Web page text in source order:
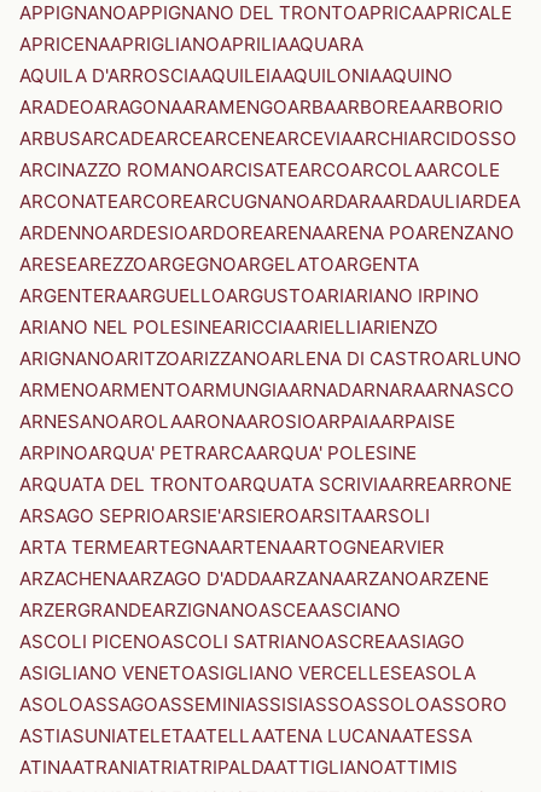
APPIGNANOAPPIGNANO DEL TRONTOAPRICAAPRICALE
APRICENAAPRIGLIANOAPRILIAAQUARA
AQUILA D'ARROSCIAAQUILEIAAQUILONIAAQUINO
ARADEOARAGONAARAMENGOARBAARBOREAARBORIO
ARBUSARCADEARCEARCENEARCEVIAARCHIARCIDOSSO
ARCINAZZO ROMANOARCISATEARCOARCOLAARCOLE
ARCONATEARCOREARCUGNANOARDARAARDAULIARDEA
ARDENNOARDESIOARDOREARENAARENA POARENZANO
ARESEAREZZOARGEGNOARGELATOARGENTA
ARGENTERAARGUELLOARGUSTOARIARIANO IRPINO
ARIANO NEL POLESINEARICCIAARIELLIARIENZO
ARIGNANOARITZOARIZZANOARLENA DI CASTROARLUNO
ARMENOARMENTOARMUNGIAARNADARNARAARNASCO
ARNESANOAROLAARONAAROSIOARPAIAARPAISE
ARPINOARQUA' PETRARCAARQUA' POLESINE
ARQUATA DEL TRONTOARQUATA SCRIVIAARREARRONE
ARSAGO SEPRIOARSIE'ARSIEROARSITAARSOLI
ARTA TERMEARTEGNAARTENAARTOGNEARVIER
ARZACHENAARZAGO D'ADDAARZANAARZANOARZENE
ARZERGRANDEARZIGNANOASCEAASCIANO
ASCOLI PICENOASCOLI SATRIANOASCREAASIAGO
ASIGLIANO VENETOASIGLIANO VERCELLESEASOLA
ASOLOASSAGOASSEMINIASSISIASSOASSOLOASSORO
ASTIASUNIATELETAATELLAATENA LUCANAATESSA
ATINAATRANIATRIATRIPALDAATTIGLIANOATTIMIS